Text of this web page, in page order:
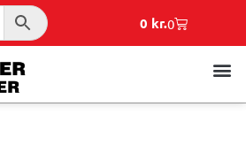
0 kr.0